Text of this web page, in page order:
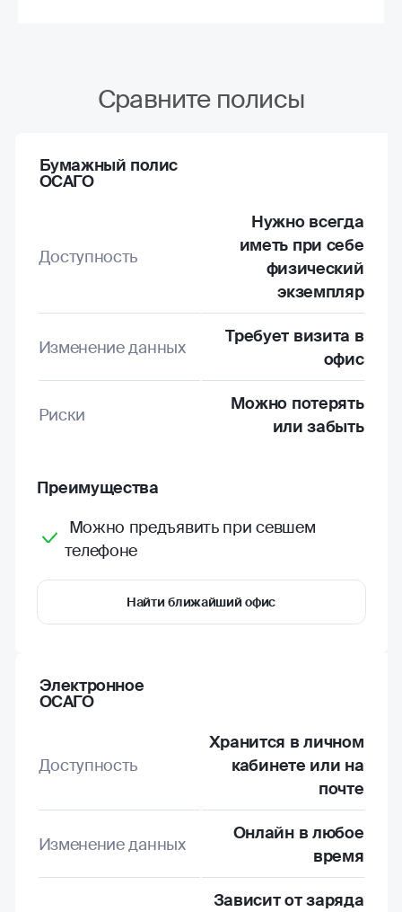
Сравните полисы
Бумажный полис
ОСАГО
Доступность
Нужно всегда
иметь при себе
физический
экземпляр
Изменение данных
Требует визита в
офис
Риски
Можно потерять
или забыть
Преимущества
Можно предъявить при севшем
телефоне
Найти ближайший офис
Электронное
ОСАГО
Доступность
Хранится в личном
кабинете или на
почте
Изменение данных
Онлайн в любое
время
Зависит от заряда